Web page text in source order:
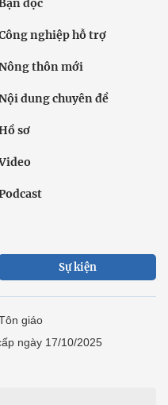
đọc
nghiệp hỗ trợ
thôn mới
dung chuyên đề
sơ
Sự kiện
giáo
ngày 17/10/2025